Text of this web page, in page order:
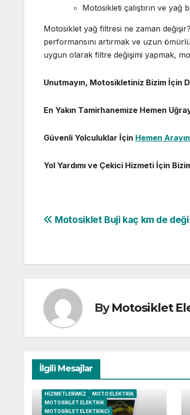
Motosikleti çalıştırın ve yağ
Motosiklet yağ filtresi ne zaman
performansını artırmak ve uzun
uygun olarak filtre değişimi yapmak,
Unutmayın, Motosikletiniz Bizim İçin
En Yakın Tamirhanemize Hemen
Güvenli Yolculuklar İçin Hemen Arayın
Yol Yardımı ve Çekici Hizmeti İçin
Yazı
Motosiklet Buji kaç km de
ByMotosiklet
İlgili Mesajlar
HIZMETLERIMIZ
MOTO ELEKTRIK
MOTOSIKLET ELEKTRIK
MOTOSIKLET ELEKTRIKCI